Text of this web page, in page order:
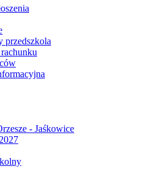
przedszkola
- Jaśkowice